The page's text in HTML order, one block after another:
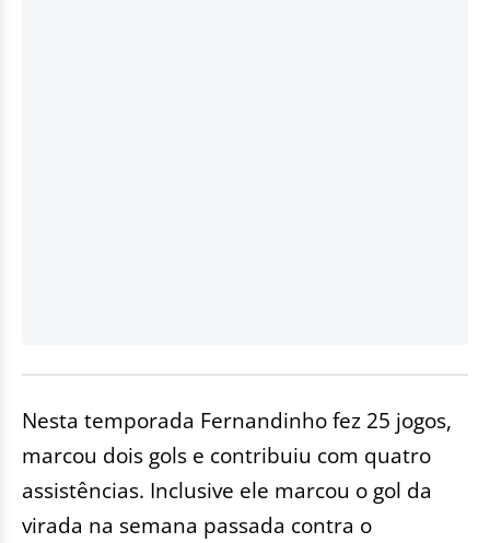
Nesta temporada Fernandinho fez 25 jogos,
marcou dois gols e contribuiu com quatro
assistências. Inclusive ele marcou o gol da
virada na semana passada contra o